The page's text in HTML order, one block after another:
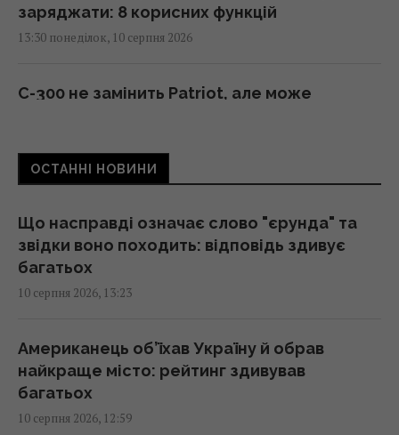
заряджати: 8 корисних функцій
13:30 понеділок, 10 серпня 2026
С-300 не замінить Patriot, але може
вартості: експерт назвав головну причину
13:17 понеділок, 10 серпня 2026
Монатік публічно звернувся до дружини та
13:13 понеділок, 10 серпня 2026
Росія планує запускати до 200 балістичних
ракет за одну атаку, – Мадяр
ОСТАННІ НОВИНИ
Що насправді означає слово "єрунда" та
звідки воно походить: відповідь здивує
багатьох
10 серпня 2026, 13:23
Американець об’їхав Україну й обрав
найкраще місто: рейтинг здивував
багатьох
10 серпня 2026, 12:59